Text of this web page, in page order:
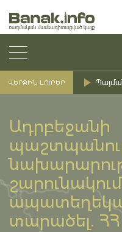
ՎԵՐՋԻՆ ԼՈՒՐԵՐ
Ադրբեջանի
տարածել.